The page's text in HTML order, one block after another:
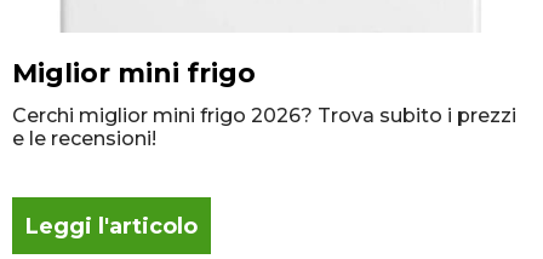
Miglior mini frigo
Cerchi miglior mini frigo 2026? Trova subito i prezzi
e le recensioni!
Leggi l'articolo